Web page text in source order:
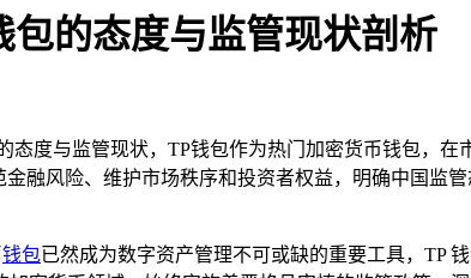
的态度与监管现状剖析
态度与监管现状，TP钱包作为热门加密货币钱包，
融风险、维护市场秩序和投资者权益，明确中国监
钱包已然成为数字资产管理不可或缺的重要工具，TP